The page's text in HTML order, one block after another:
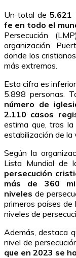
Un total de5.621
fe en todo el
Persecución
organización
donde los
más extremas.
Esta cifra es
5.898 personas.
número de
2.110 casos
estima que, tras la
estabilización de la
Según la
Lista Mundial de
persecución
más de 360
niveles de
primeros países
niveles de
Además, destaca
nivel de
que en 2023 se